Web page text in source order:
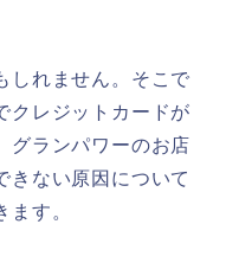
しれません。そこで
クレジットカードが
グランパワーのお店
きない原因について
す。